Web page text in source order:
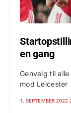
en gang
Genvalg til
mod Leicester
1. SEPTEMBER 2022